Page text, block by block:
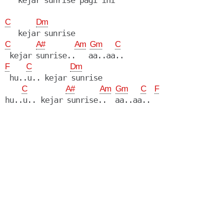
C Dm
   kejar sunrise
C A# Am Gm C
F C Dm
hu..u.. kejar sunrise
C A# Am Gm C F